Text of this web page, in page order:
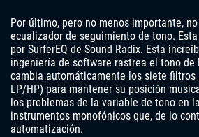
Por último, pero no menos importante,
ecualizador de seguimiento de tono.
por SurferEQ de Sound Radix. Esta
ingeniería de software rastrea el tono de
cambia automáticamente los siete
LP/HP) para mantener su posición
los problemas de la variable de tono en
instrumentos monofónicos que, de lo
automatización.